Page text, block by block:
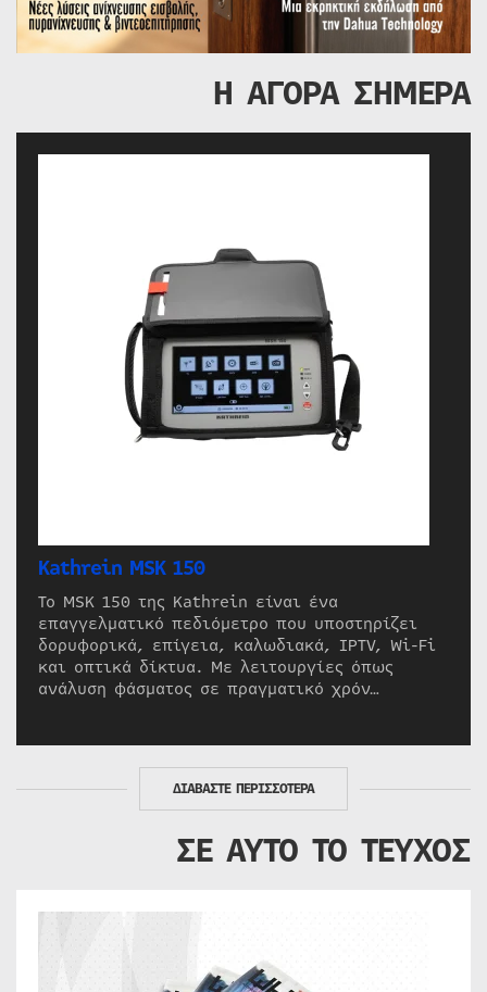
Η ΑΓΟΡΑ ΣΗΜΕΡΑ
Kathrein MSK 150
Το MSK 150 της Kathrein είναι ένα
επαγγελματικό πεδιόμετρο που υποστηρίζει
δορυφορικά, επίγεια, καλωδιακά, IPTV, Wi-Fi
και οπτικά δίκτυα. Με λειτουργίες όπως
ανάλυση φάσματος σε πραγματικό χρόν…
ΔΙΑΒΑΣΤΕ ΠΕΡΙΣΣΟΤΕΡΑ
ΣΕ ΑΥΤΟ ΤΟ ΤΕΥΧΟΣ